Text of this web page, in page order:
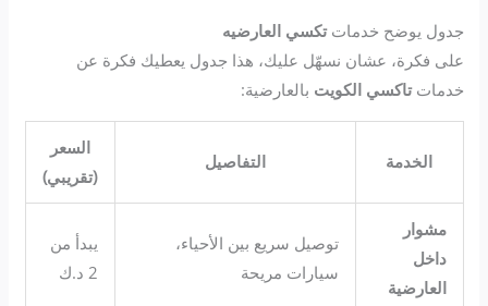
جدول يوضح خدماتتكسي العارضيه
على فكرة، عشان نسهّل عليك، هذا جدول يعطيك فكرة عن
خدماتتاكسي الكويت بالعارضية:
الخدمة التفاصيل
السعر
(تقريبي)
مشوار
داخل
العارضية
توصيل سريع بين الأحياء،
سيارات مريحة
يبدأ من
2 د.ك